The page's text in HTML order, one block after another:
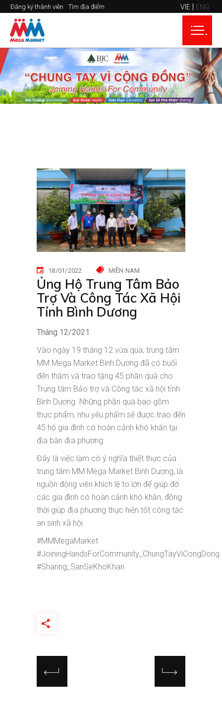
Đăng ký thành viên Tìm địa điểm VIE ENG
18/01/2022 MIỀN NAM
Ủng Hộ Trung Tâm Bảo
Trợ Và Công Tác Xã Hội
Tỉnh Bình Dương
Tháng 12/2021
Vào ngày 19 tháng 12 vừa qua, trung tâm
MM Mega Market Bình Dương đã có buổi
đến thăm và trao tặng 45 phần quà cho
Trung tâm Bảo trợ và Công tác xã hội tỉnh
Bình Dương. Những phần quà bao gồm
thực phẩm, nhu yếu phẩm sẽ được trao đến
45 hộ gia đình có hoàn cảnh khó khăn tại
địa bàn địa phương.
Đây là việc làm có ý nghĩa thiết thực của
trung tâm MM Mega Market Bình Dương, là
nguồn động viên khích lệ to lớn để giúp đỡ
các gia đình có hoàn cảnh khó khăn, đồng
thời giúp địa phương thực hiện tốt công tác
an sinh xã hội.
#MMMegaMarket
#JoiningHandsForCommunity_ChungTayViCongDong
#Sharing_SanSeKhoKhan